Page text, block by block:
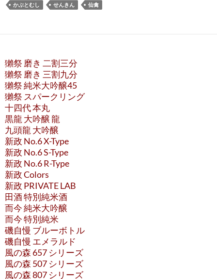
かぶとむし せんきん 仙禽
獺祭 磨き 二割三分
獺祭 磨き 三割九分
獺祭 純米大吟醸45
獺祭 スパークリング
十四代 本丸
黒龍 大吟醸 龍
九頭龍 大吟醸
新政 No.6 X-Type
新政 No.6 S-Type
新政 No.6 R-Type
新政 Colors
新政 PRIVATE LAB
田酒 特別純米酒
而今 純米大吟醸
而今 特別純米
磯自慢 ブルーボトル
磯自慢 エメラルド
風の森 657 シリーズ
風の森 507 シリーズ
風の森 807 シリーズ